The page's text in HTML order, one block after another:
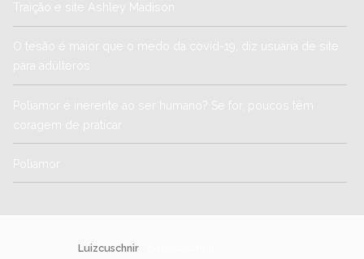
Traição e site Ashley Madison
O tesão é maior que o medo da covid-19, diz usuária de site
para adúlteros
Poliamor é inerente ao ser humano? Se for, poucos têm
coragem de praticar
Poliamor
Luizcuschnir